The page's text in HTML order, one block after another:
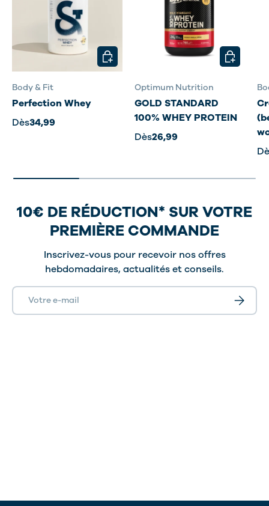
Body & Fit
Perfection Whey
Dès34,99
CHOISIR LES OPTIONS
Optimum Nutrition
GOLD STANDARD
100% WHEY PROTEIN
Dès26,99
CHOISIR
10€ DE RÉDUCTION* SUR VOTRE
PREMIÈRE COMMANDE
Inscrivez-vous pour recevoir nos offres
hebdomadaires, actualités et conseils.
E-mail